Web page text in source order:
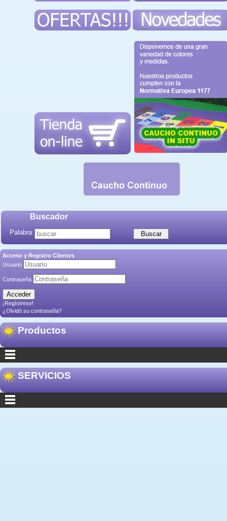
Buscador
Palabra
Acceso y Registro Clientes
Usuario
Contraseña
¡Regístrese!
¿Olvidó su contraseña?
Productos
SERVICIOS